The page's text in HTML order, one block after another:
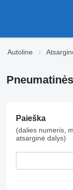
Autoline
Paieška
(dalies numeris,
atsarginė dalys)